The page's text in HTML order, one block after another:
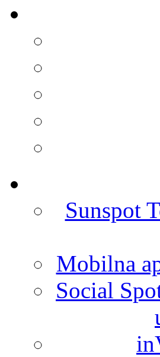
Sunspot
Mobilna
Social